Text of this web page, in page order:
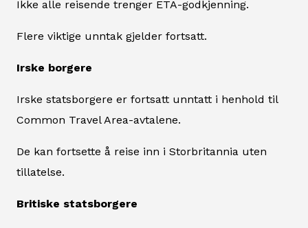
Ikke alle reisende trenger ETA-godkjenning.
Flere viktige unntak gjelder fortsatt.
Irske borgere
Irske statsborgere er fortsatt unntatt i henhold til
Common Travel Area-avtalene.
De kan fortsette å reise inn i Storbritannia uten
tillatelse.
Britiske statsborgere